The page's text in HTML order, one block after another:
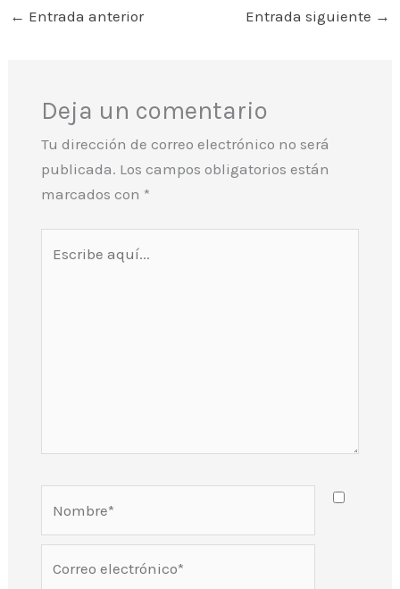
← Entrada anterior Entrada siguiente →
Deja un comentario
Tu dirección de correo electrónico no será
publicada. Los campos obligatorios están
marcados con *